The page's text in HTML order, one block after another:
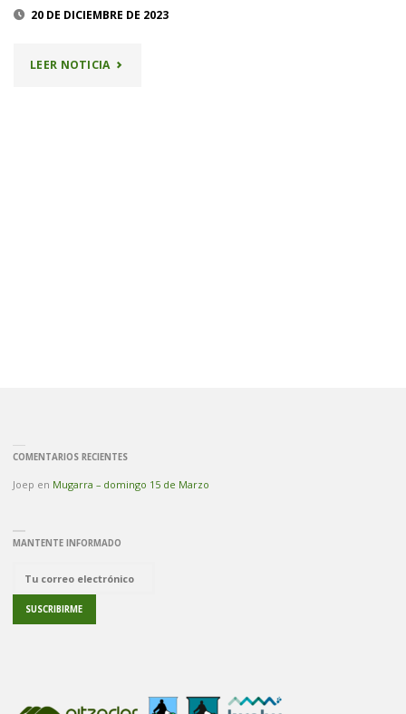
20 DE DICIEMBRE DE 2023
LEER NOTICIA"NUEVO
COMENTARIOS RECIENTES
Joep en Mugarra – domingo 15 de Marzo
MANTENTE INFORMADO